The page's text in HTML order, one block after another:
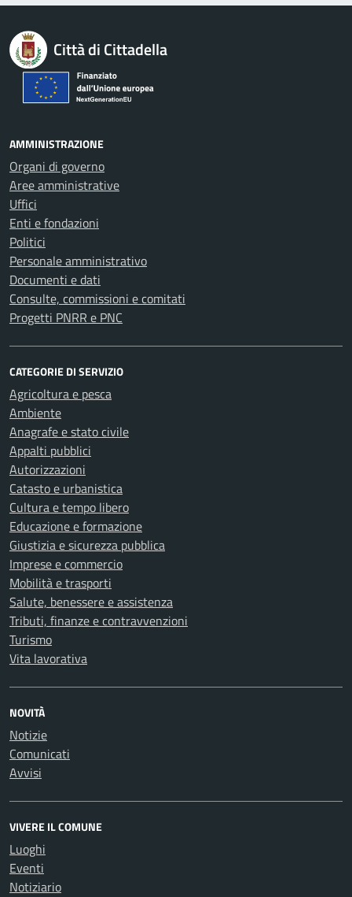
Città di Cittadella
AMMINISTRAZIONE
Organi di governo
Aree amministrative
Uffici
Enti e fondazioni
Politici
Personale amministrativo
Documenti e dati
Consulte, commissioni e comitati
Progetti PNRR e PNC
CATEGORIE DI SERVIZIO
Agricoltura e pesca
Ambiente
Anagrafe e stato civile
Appalti pubblici
Autorizzazioni
Catasto e urbanistica
Cultura e tempo libero
Educazione e formazione
Giustizia e sicurezza pubblica
Imprese e commercio
Mobilità e trasporti
Salute, benessere e assistenza
Tributi, finanze e contravvenzioni
Turismo
Vita lavorativa
NOVITÀ
Notizie
Comunicati
Avvisi
VIVERE IL COMUNE
Luoghi
Eventi
Notiziario